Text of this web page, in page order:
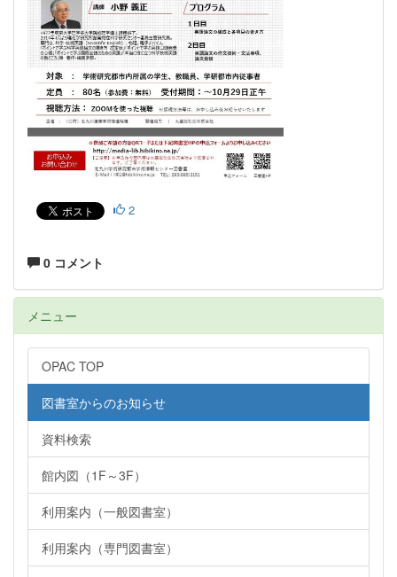
2
0 コメント
メニュー
OPAC TOP
図書室からのお知らせ
資料検索
館内図（1F～3F）
利用案内（一般図書室）
利用案内（専門図書室）